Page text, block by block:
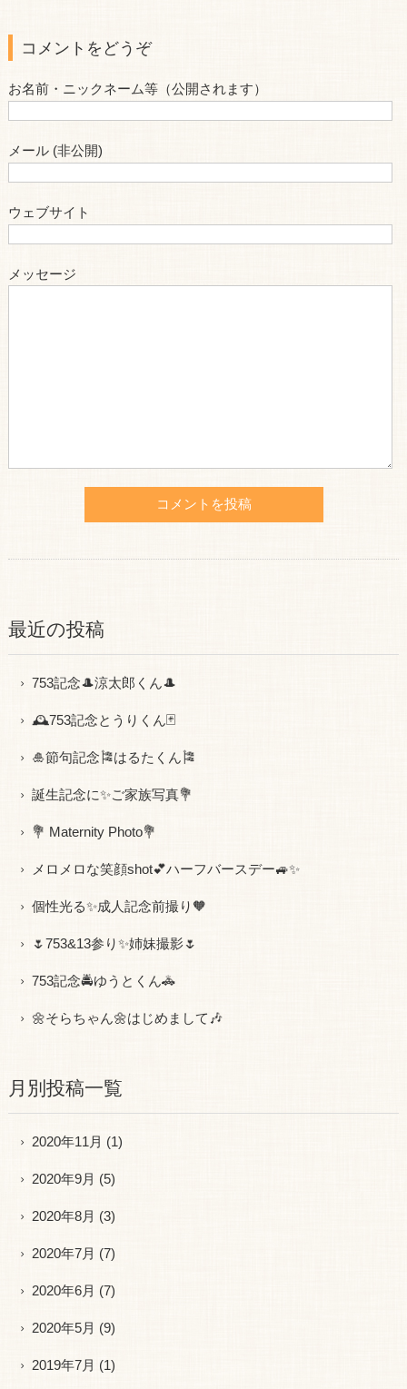
コメントをどうぞ
お名前・ニックネーム等（公開されます）
メール (非公開)
ウェブサイト
メッセージ
最近の投稿
753記念🎩涼太郎くん🎩
🕰753記念とうりくん🃏
🎍節句記念🎏はるたくん🎏
誕生記念に✨ご家族写真💐
💐 Maternity Photo💐
メロメロな笑顔shot💕ハーフバースデー🚙✨
個性光る✨成人記念前撮り🧡
🌷753&13参り✨姉妹撮影🌷
753記念🚔ゆうとくん🚓
🌼そらちゃん🌼はじめまして🎶
月別投稿一覧
2020年11月 (1)
2020年9月 (5)
2020年8月 (3)
2020年7月 (7)
2020年6月 (7)
2020年5月 (9)
2019年7月 (1)